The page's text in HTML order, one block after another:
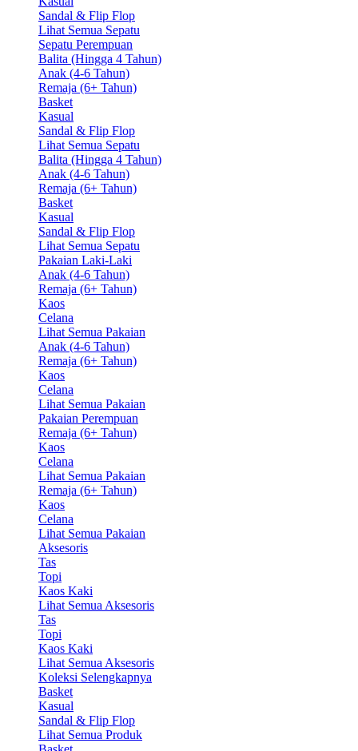
Sandal & Flip Flop
Lihat Semua Sepatu
Sepatu Perempuan
Balita (Hingga 4 Tahun)
Anak (4-6 Tahun)
Remaja (6+ Tahun)
Basket
Kasual
Sandal & Flip Flop
Lihat Semua Sepatu
Balita (Hingga 4 Tahun)
Anak (4-6 Tahun)
Remaja (6+ Tahun)
Basket
Kasual
Sandal & Flip Flop
Lihat Semua Sepatu
Pakaian Laki-Laki
Anak (4-6 Tahun)
Remaja (6+ Tahun)
Kaos
Celana
Lihat Semua Pakaian
Anak (4-6 Tahun)
Remaja (6+ Tahun)
Kaos
Celana
Lihat Semua Pakaian
Pakaian Perempuan
Remaja (6+ Tahun)
Kaos
Celana
Lihat Semua Pakaian
Remaja (6+ Tahun)
Kaos
Celana
Lihat Semua Pakaian
Aksesoris
Tas
Topi
Kaos Kaki
Lihat Semua Aksesoris
Tas
Topi
Kaos Kaki
Lihat Semua Aksesoris
Koleksi Selengkapnya
Basket
Kasual
Sandal & Flip Flop
Lihat Semua Produk